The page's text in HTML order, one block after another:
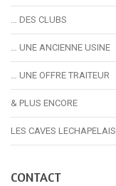
… DES CLUBS
… UNE ANCIENNE USINE
… UNE OFFRE TRAITEUR
& PLUS ENCORE
LES CAVES LECHAPELAIS
CONTACT